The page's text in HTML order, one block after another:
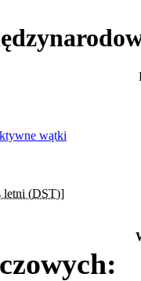
wątki
letni (DST)]